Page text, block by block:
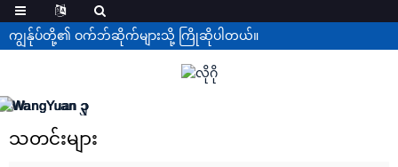
ကျွန်ုပ်တို့၏ ဝက်ဘ်ဆိုက်များသို့ ကြိုဆိုပါတယ်။
သတင်းများ